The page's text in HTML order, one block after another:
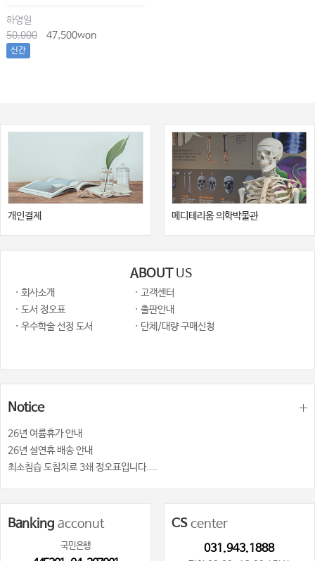
하영일
50,000
47,500won
신간
개인결제 메디테리움 의학박물관
ABOUT US
· 회사소개
· 고객센터
· 도서 정오표
· 출판안내
· 우수학술 선정 도서
· 단체/대량 구매신청
Notice
26년 여륨휴가 안내
26년 설연휴 배송 안내
최소침습 도침치료 3쇄 정오표입니다....
Banking acconut
국민은행
CScenter
031.943.1888